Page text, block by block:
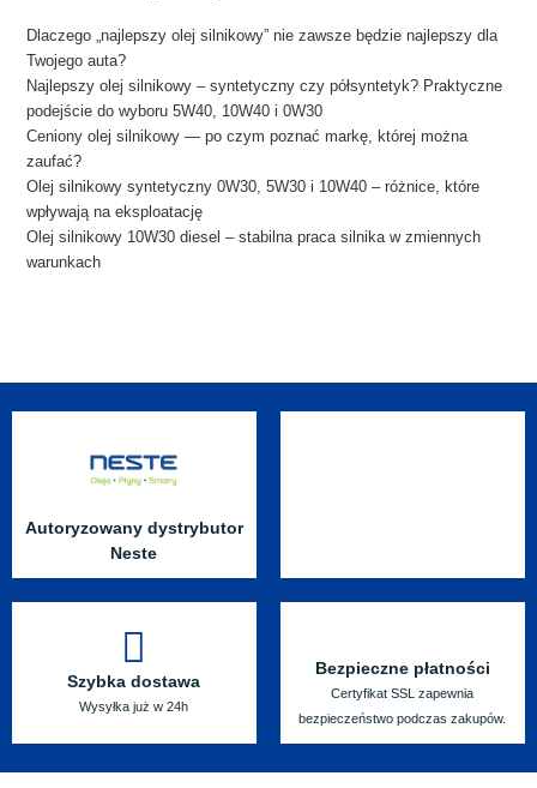
Dlaczego „najlepszy olej silnikowy” nie zawsze będzie najlepszy dla
Twojego auta?
Najlepszy olej silnikowy – syntetyczny czy półsyntetyk? Praktyczne
podejście do wyboru 5W40, 10W40 i 0W30
Ceniony olej silnikowy — po czym poznać markę, której można
zaufać?
Olej silnikowy syntetyczny 0W30, 5W30 i 10W40 – różnice, które
wpływają na eksploatację
Olej silnikowy 10W30 diesel – stabilna praca silnika w zmiennych
warunkach
Autoryzowany dystrybutor
Neste
Szybka dostawa
Wysyłka już w 24h
Bezpieczne płatności
Certyfikat SSL zapewnia
bezpieczeństwo podczas zakupów.